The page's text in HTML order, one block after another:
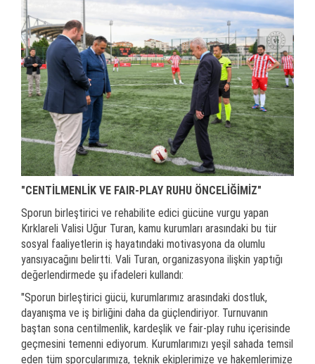
"CENTİLMENLİK VE FAIR-PLAY RUHU ÖNCELİĞİMİZ"
Sporun birleştirici ve rehabilite edici gücüne vurgu yapan
Kırklareli Valisi Uğur Turan, kamu kurumları arasındaki bu tür
sosyal faaliyetlerin iş hayatındaki motivasyona da olumlu
yansıyacağını belirtti. Vali Turan, organizasyona ilişkin yaptığı
değerlendirmede şu ifadeleri kullandı:
"Sporun birleştirici gücü, kurumlarımız arasındaki dostluk,
dayanışma ve iş birliğini daha da güçlendiriyor. Turnuvanın
baştan sona centilmenlik, kardeşlik ve fair-play ruhu içerisinde
geçmesini temenni ediyorum. Kurumlarımızı yeşil sahada temsil
eden tüm sporcularımıza, teknik ekiplerimize ve hakemlerimize